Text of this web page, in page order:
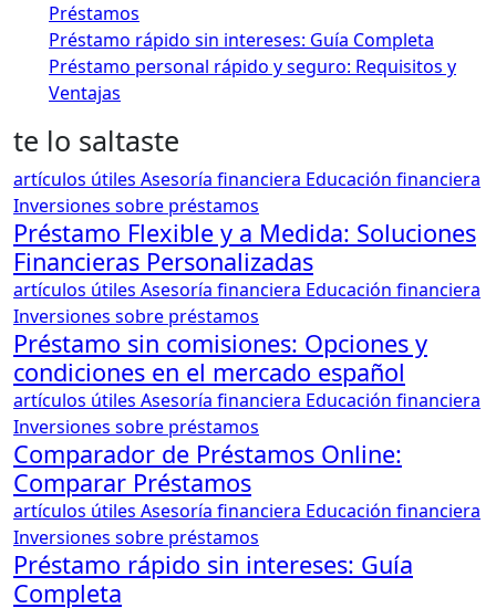
Préstamos
Préstamo rápido sin intereses: Guía Completa
Préstamo personal rápido y seguro: Requisitos y
Ventajas
te lo saltaste
artículos útiles Asesoría financiera Educación financiera
Inversiones sobre préstamos
Préstamo Flexible y a Medida: Soluciones
Financieras Personalizadas
artículos útiles Asesoría financiera Educación financiera
Inversiones sobre préstamos
Préstamo sin comisiones: Opciones y
condiciones en el mercado español
artículos útiles Asesoría financiera Educación financiera
Inversiones sobre préstamos
Comparador de Préstamos Online:
Comparar Préstamos
artículos útiles Asesoría financiera Educación financiera
Inversiones sobre préstamos
Préstamo rápido sin intereses: Guía
Completa